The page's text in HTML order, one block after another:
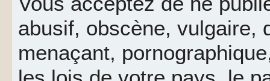
abusif, obscène, vulgaire,
menaçant,